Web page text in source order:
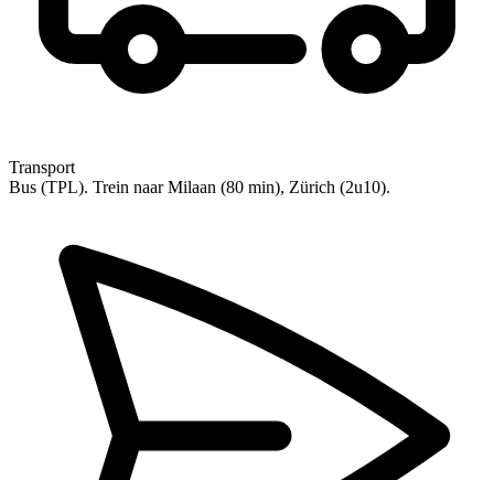
Transport
Bus (TPL). Trein naar Milaan (80 min), Zürich (2u10).